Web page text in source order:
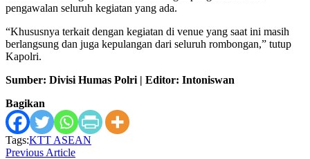
pengawalan seluruh kegiatan yang ada.
“Khususnya terkait dengan kegiatan di venue yang saat ini masih
berlangsung dan juga kepulangan dari seluruh rombongan,” tutup
Kapolri.
Sumber: Divisi Humas Polri | Editor: Intoniswan
Bagikan
Tags:KTT ASEAN
Previous Article